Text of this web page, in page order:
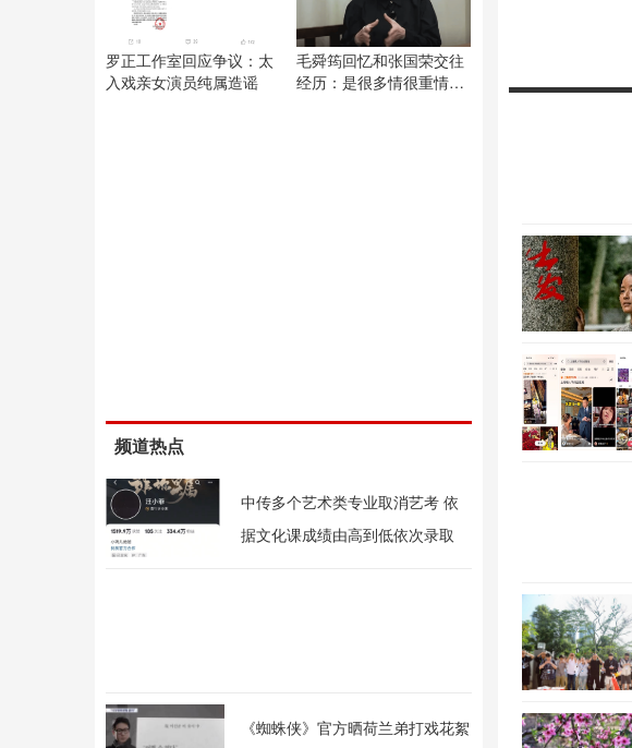
罗正工作室回应争议：太
入戏亲女演员纯属造谣
毛舜筠回忆和张国荣交往
经历：是很多情很重情的
频道热点
中传多个艺术类专业取消艺考 依
据文化课成绩由高到低依次录取
《蜘蛛侠》官方晒荷兰弟打戏花絮